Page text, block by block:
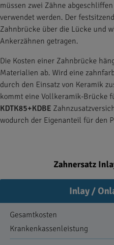
müssen zwei Zähne
verwendet werden. Der
Zahnbrücke über die Lücke und
Ankerzähnen getragen.
Die Kosten einer Zahnbrücke
Materialien ab. Wird eine
durch den Einsatz von Keramik
kommt eine Vollkeramik-Brücke
KDTK85+KDBE
wodurch der Eigenanteil für den
Zahnersatz
Inlay /
Gesamtkosten
Krankenkassenleistung